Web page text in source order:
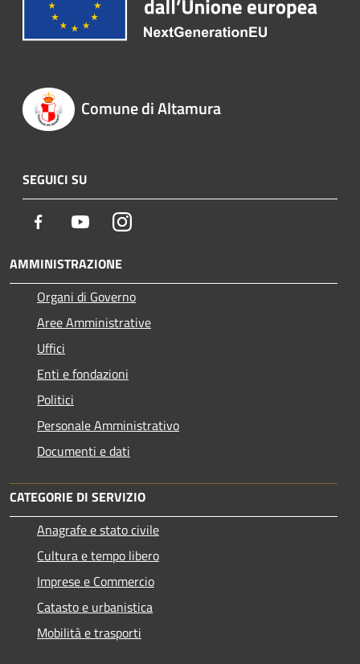
Comune di Altamura
SEGUICI SU
Facebook YoutubeInstagram
AMMINISTRAZIONE
Organi di Governo
Aree Amministrative
Uffici
Enti e fondazioni
Politici
Personale Amministrativo
Documenti e dati
CATEGORIE DI SERVIZIO
Anagrafe e stato civile
Cultura e tempo libero
Imprese e Commercio
Catasto e urbanistica
Mobilità e trasporti